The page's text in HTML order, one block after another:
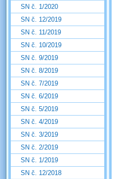
SN č. 1/2020
SN č. 12/2019
SN č. 11/2019
SN č. 10/2019
SN č. 9/2019
SN č. 8/2019
SN č. 7/2019
SN č. 6/2019
SN č. 5/2019
SN č. 4/2019
SN č. 3/2019
SN č. 2/2019
SN č. 1/2019
SN č. 12/2018